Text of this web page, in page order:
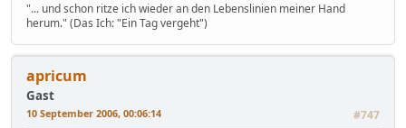
"... und schon ritze ich wieder an den Lebenslinien meiner Hand
herum." (Das Ich: "Ein Tag vergeht")
apricum
Gast
10 September 2006, 00:06:14 #747